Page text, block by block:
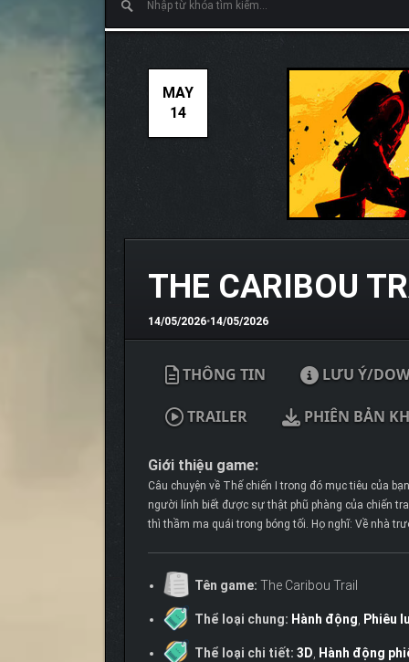
MAY
14
THE CARIBOU
14/05/2026•14/05/2026
THÔNG TIN LƯU Ý/
TRAILER PHIÊN BẢN
Giới thiệu game:
Câu chuyện về Thế chiến I trong đó mục tiêu của
người lính biết được sự thật phũ phàng của chiến
thì thầm ma quái trong bóng tối. Họ nghĩ: Về nhà
Tên game: The Caribou Trail
Thể loại chung: Hành động, Phiêu
Thể loại chi tiết: 3D, Hành động